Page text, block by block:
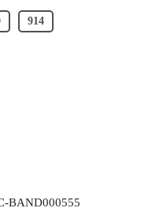
914
BAND000555